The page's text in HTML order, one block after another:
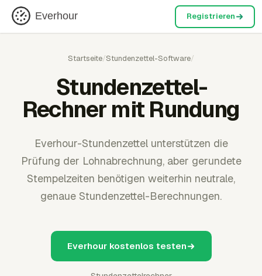
Everhour Registrieren
Startseite/Stundenzettel-Software/
Stundenzettel-
Rechner mit Rundung
Everhour-Stundenzettel unterstützen die
Prüfung der Lohnabrechnung, aber gerundete
Stempelzeiten benötigen weiterhin neutrale,
genaue Stundenzettel-Berechnungen.
Everhour kostenlos testen